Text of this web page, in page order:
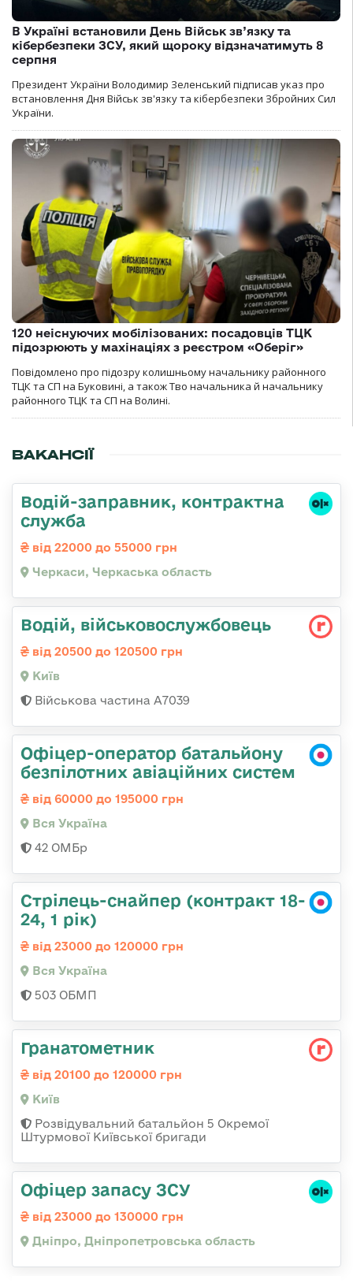
В Україні встановили День Військ зв’язку та
кібербезпеки ЗСУ, який щороку відзначатимуть 8
серпня
Президент України Володимир Зеленський підписав указ про
встановлення Дня Військ зв'язку та кібербезпеки Збройних Сил
України.
120 неіснуючих мобілізованих: посадовців ТЦК
підозрюють у махінаціях з реєстром «Оберіг»
Повідомлено про підозру колишньому начальнику районного
ТЦК та СП на Буковині, а також Тво начальника й начальнику
районного ТЦК та СП на Волині.
ВАКАНСІЇ
Водій-заправник, контрактна
служба
від 22000 до 55000 грн
Черкаси, Черкаська область
Водій, військовослужбовець
від 20500 до 120500 грн
Київ
Військова частина А7039
Офіцер-оператор батальйону
безпілотних авіаційних систем
від 60000 до 195000 грн
Вся Україна
42 ОМБр
Стрілець-снайпер (контракт 18-
24, 1 рік)
від 23000 до 120000 грн
Вся Україна
503 ОБМП
Гранатометник
від 20100 до 120000 грн
Київ
Розвідувальний батальйон 5 Окремої
Штурмової Київської бригади
Офіцер запасу ЗСУ
від 23000 до 130000 грн
Дніпро, Дніпропетровська область